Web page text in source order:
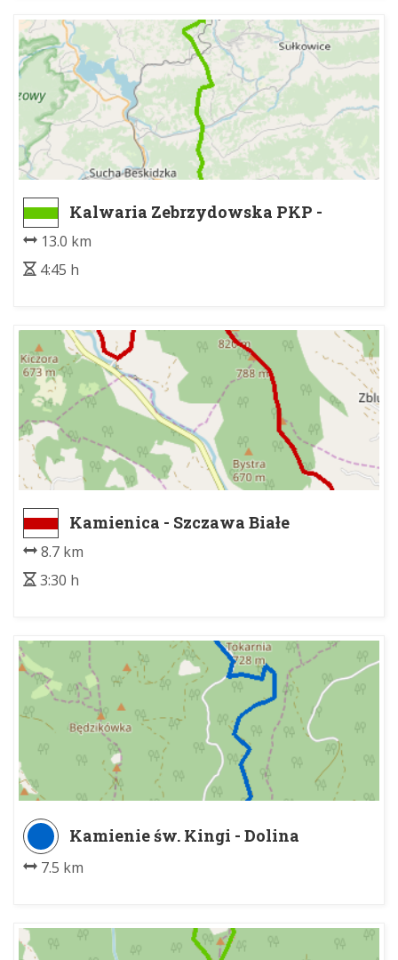
Kalwaria Zebrzydowska PKP -
Chełm Wchodni
13.0 km
4:45 h
Kamienica - Szczawa Białe
8.7 km
3:30 h
Kamienie św. Kingi - Dolina
7.5 km